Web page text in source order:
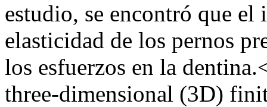
estudio, se encontró que
elasticidad de los pernos
los esfuerzos en la
three-dimensional (3D)